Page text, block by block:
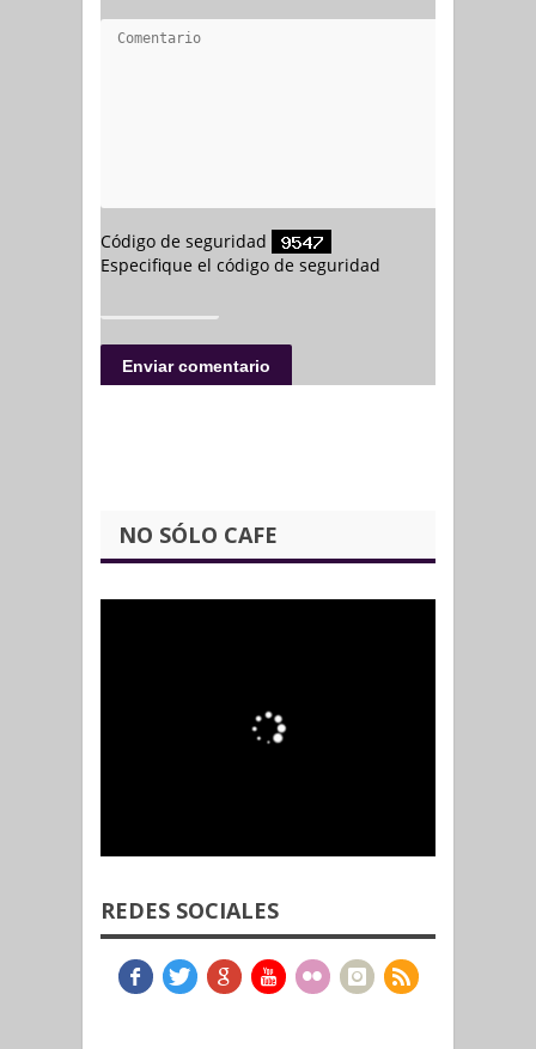
NO SÓLO CAFE
REDES SOCIALES